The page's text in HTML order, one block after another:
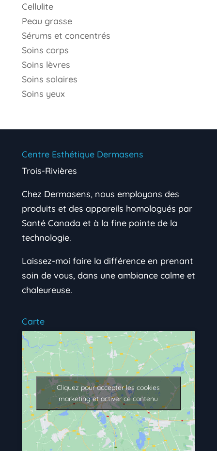
Cellulite
Peau grasse
Sérums et concentrés
Soins corps
Soins lèvres
Soins solaires
Soins yeux
Centre Esthétique Dermasens
Trois-Rivières
Chez Dermasens, nous employons des
produits et des appareils homologués par
Santé Canada et à la fine pointe de la
technologie.
Laissez-moi faire la différence en prenant
soin de vous, dans une ambiance calme et
chaleureuse.
Carte
Cliquez pour accepter les cookies
marketing et activer ce contenu